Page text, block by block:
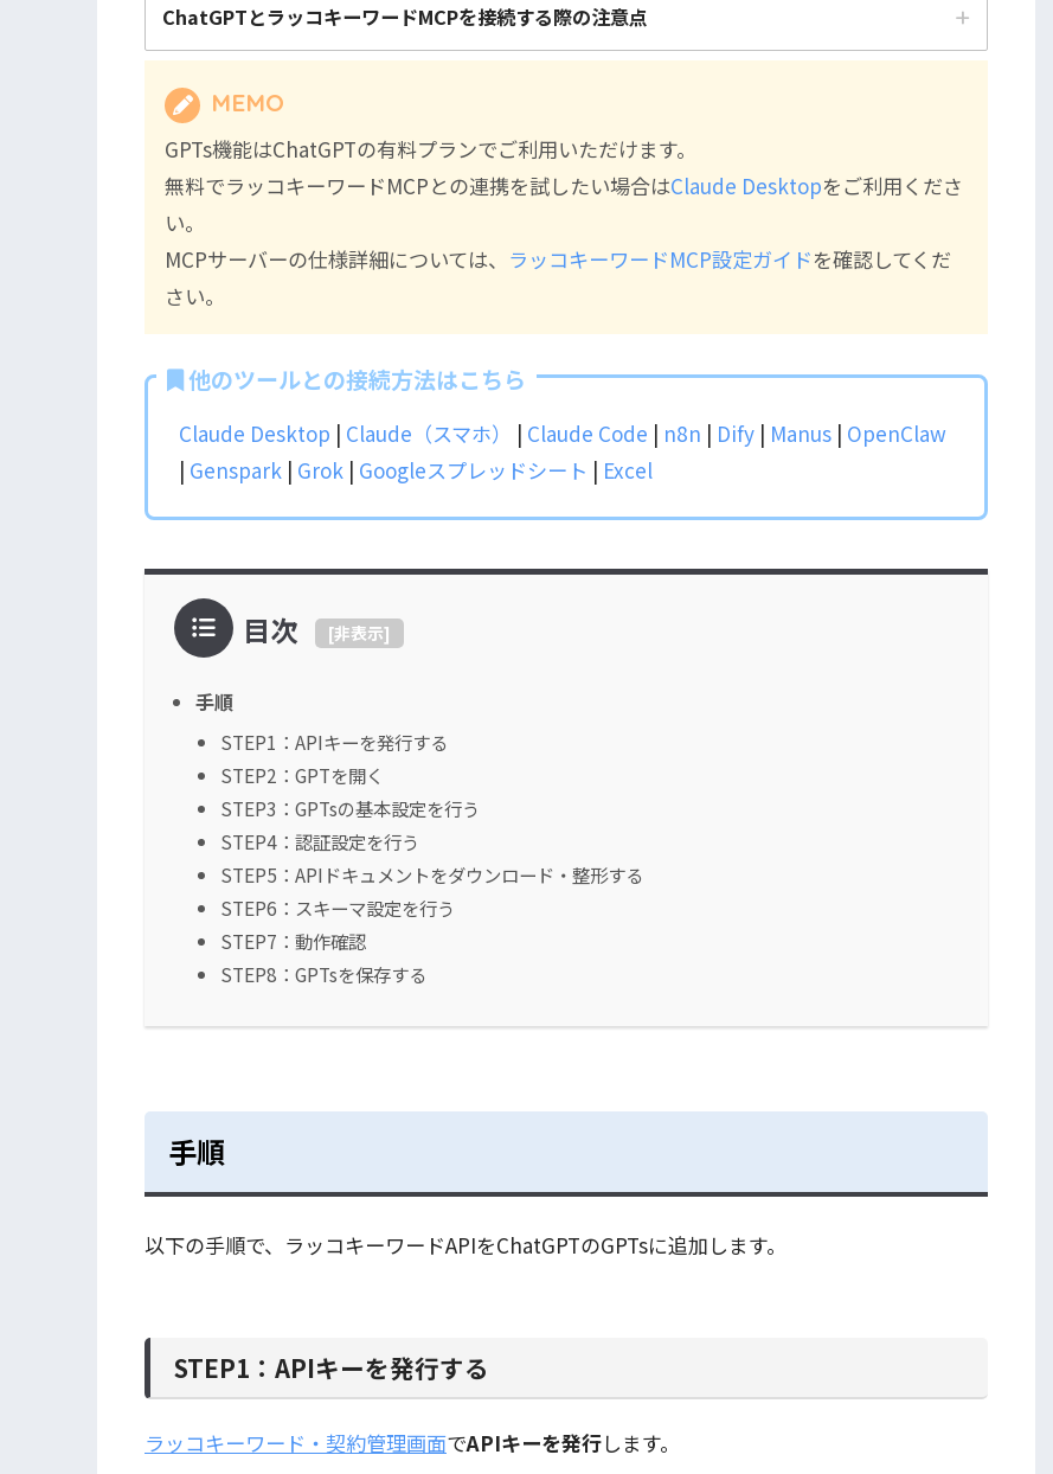
ChatGPTとラッコキーワードMCPを接続する際の注意点
MEMO
GPTs機能はChatGPTの有料プランでご利用いただけます。
無料でラッコキーワードMCPとの連携を試したい場合はClaude Desktopをご利用くださ
い。
MCPサーバーの仕様詳細については、 ラッコキーワードMCP設定ガイドを確認してくだ
さい。
他のツールとの接続方法はこちら
Claude Desktop | Claude（スマホ） | Claude Code | n8n | Dify| Manus| OpenClaw
| Genspark| Grok| Googleスプレッドシート | Excel
目次 [非表示]
手順
STEP1：APIキーを発行する
STEP2：GPTを開く
STEP3：GPTsの基本設定を行う
STEP4：認証設定を行う
STEP5：APIドキュメントをダウンロード・整形する
STEP6：スキーマ設定を行う
STEP7：動作確認
STEP8：GPTsを保存する
手順
以下の手順で、ラッコキーワードAPIをChatGPTのGPTsに追加します。
STEP1：APIキーを発行する
ラッコキーワード・契約管理画面でAPIキーを発行します。